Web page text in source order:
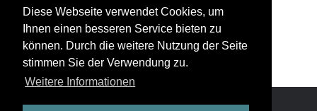
Diese Webseite verwendet Cookies, um
Ihnen einen besseren Service bieten zu
können. Durch die weitere Nutzung der Seite
stimmen Sie der Verwendung zu.
Weitere Informationen